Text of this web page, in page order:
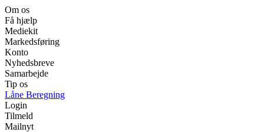
Om os
Få hjælp
Mediekit
Markedsføring
Konto
Nyhedsbreve
Samarbejde
Tip os
Låne Beregning
Login
Tilmeld
Mailnyt